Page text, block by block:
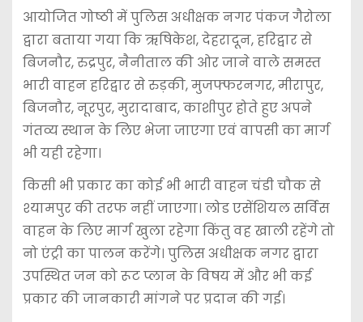
आयोजित गोष्ठी में पुलिस अधीक्षक नगर पंकज गैरोला
द्वारा बताया गया कि ऋषिकेश, देहरादून, हरिद्वार से
बिजनौर, रुद्रपुर, नैनीताल की ओर जाने वाले समस्त
भारी वाहन हरिद्वार से रुड़की, मुजफ्फरनगर, मीरापुर,
बिजनौर, नूरपुर, मुरादाबाद, काशीपुर होते हुए अपने
गंतव्य स्थान के लिए भेजा जाएगा एवं वापसी का मार्ग
भी यही रहेगा।
किसी भी प्रकार का कोई भी भारी वाहन चंडी चौक से
श्यामपुर की तरफ नहीं जाएगा। लोड एसेंशियल सर्विस
वाहन के लिए मार्ग खुला रहेगा किंतु वह खाली रहेंगे तो
नो एंट्री का पालन करेंगे। पुलिस अधीक्षक नगर द्वारा
उपस्थित जन को रूट प्लान के विषय में और भी कई
प्रकार की जानकारी मांगने पर प्रदान की गई।